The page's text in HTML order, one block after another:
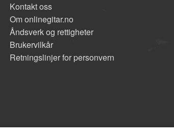
Kontakt oss
Om onlinegitar.no
Åndsverk og rettigheter
Brukervilkår
Retningslinjer for personvern